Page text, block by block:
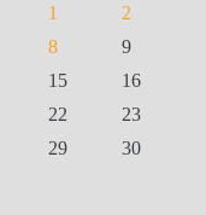
1
2
8
9
15
16
22
23
29
30